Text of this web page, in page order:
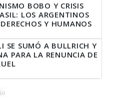
BOBO Y CRISIS
LOS ARGENTINOS
Y HUMANOS
SE SUMÓ A BULLRICH Y
PARA LA RENUNCIA DE